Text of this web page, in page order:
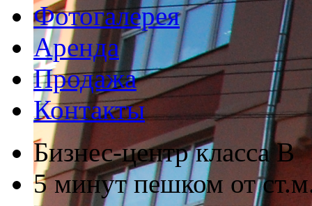
Фотогалерея
Аренда
Продажа
Контакты
Бизнес-центр класса В
5 минут пешком от